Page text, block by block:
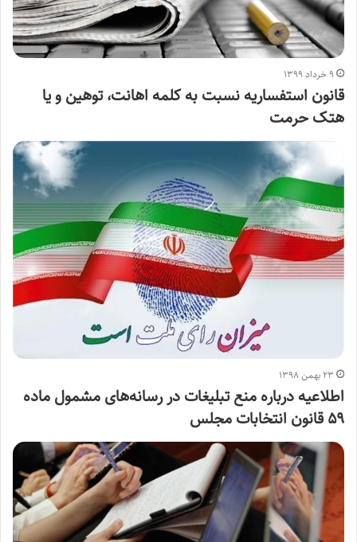
۹ خرداد ۱۳۹۹
قانون استفساریه نسبت به کلمه اهانت، توهین و یا
هتک حرمت
۲۳ بهمن ۱۳۹۸
اطلاعیه درباره منع تبلیغات در رسانه‌های مشمول ماده
۵۹ قانون انتخابات مجلس